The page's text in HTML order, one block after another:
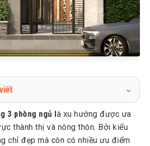
kế nhà 2 tầng 3 phòng ngủ
thiết kế số 1
3 phòng ngủ là xu hướng được ưa
thành thị và nông thôn. Bởi kiểu
chỉ đẹp mà còn có nhiều ưu điểm